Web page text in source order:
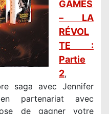
GAMES
– LA
RÉVOL
TE :
Partie
2,
saga avec Jennifer
partenariat avec
de gagner votre